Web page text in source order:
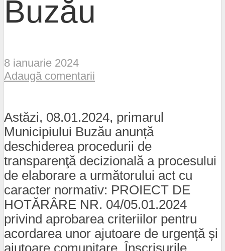
Buzău
8 ianuarie 2024
Adaugă comentarii
Astăzi, 08.01.2024, primarul
Municipiului Buzău anunță
deschiderea procedurii de
transparenţă decizională a procesului
de elaborare a următorului act cu
caracter normativ: PROIECT DE
HOTĂRÂRE NR. 04/05.01.2024
privind aprobarea criteriilor pentru
acordarea unor ajutoare de urgență și
ajutoare comunitare. Înscrisurile